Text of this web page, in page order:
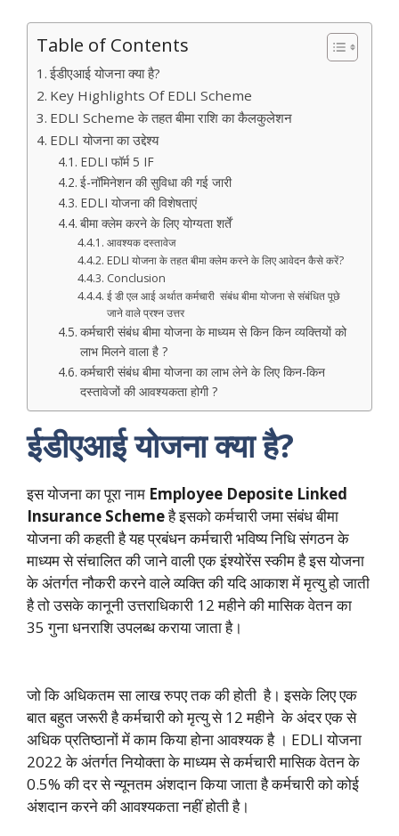
Table of Contents
ईडीएआई योजना क्या है?
Key Highlights Of EDLI Scheme
EDLI Scheme के तहत बीमा राशि का कैलकुलेशन
EDLI योजना का उद्देश्य
EDLI फॉर्म 5 IF
ई-नॉमिनेशन की सुविधा की गई जारी
EDLI योजना की विशेषताएं
बीमा क्लेम करने के लिए योग्यता शर्तें
आवश्यक दस्तावेज
EDLI योजना के तहत बीमा क्लेम करने के लिए आवेदन कैसे करें?
Conclusion
ई डी एल आई अर्थात कर्मचारी संबंध बीमा योजना से संबंधित पूछे
जाने वाले प्रश्न उत्तर
कर्मचारी संबंध बीमा योजना के माध्यम से किन किन व्यक्तियों को
लाभ मिलने वाला है ?
कर्मचारी संबंध बीमा योजना का लाभ लेने के लिए किन-किन
दस्तावेजों की आवश्यकता होगी ?
ईडीएआई योजनाक्या है?
इस योजना का पूरा नाम Employee Deposite Linked
Insurance Schemeहै इसको कर्मचारी जमा संबंध बीमा
योजना की कहती है यह प्रबंधन कर्मचारी भविष्य निधि संगठन के
माध्यम से संचालित की जाने वाली एक इंश्योरेंस स्कीम है इस योजना
के अंतर्गत नौकरी करने वाले व्यक्ति की यदि आकाश में मृत्यु हो जाती
है तो उसके कानूनी उत्तराधिकारी 12 महीने की मासिक वेतन का
35 गुना धनराशि उपलब्ध कराया जाता है।
जो कि अधिकतम सा लाख रुपए तक की होती है। इसके लिए एक
बात बहुत जरूरी है कर्मचारी को मृत्यु से 12 महीने के अंदर एक से
अधिक प्रतिष्ठानों में काम किया होना आवश्यक है । EDLI योजना
2022 के अंतर्गत नियोक्ता के माध्यम से कर्मचारी मासिक वेतन के
0.5% की दर से न्यूनतम अंशदान किया जाता है कर्मचारी को कोई
अंशदान करने की आवश्यकता नहीं होती है।